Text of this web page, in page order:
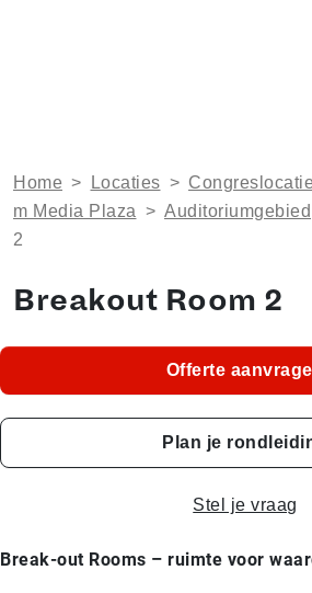
Home > Locaties > Congreslocatie
m Media Plaza > Auditoriumgebied
2
Breakout Room 2
Break-out Rooms – ruimte voor
Offerte
Plan je
Stel je vraag